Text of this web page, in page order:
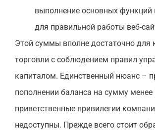
выполнение основных
для правильной работы веб-
Этой суммы вполне достаточно для
торговли с соблюдением правил
капиталом. Единственный нюанс –
пополнении баланса на сумму менее
приветственные привилегии
недоступны. Прежде всего стоит